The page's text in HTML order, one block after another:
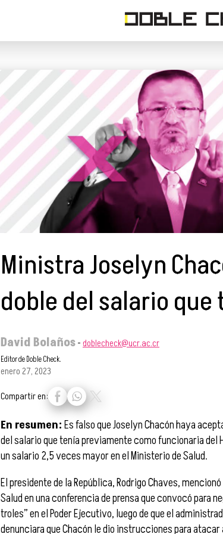
Ministra Joselyn
doble del salario que
David Bolaños-doblecheck@ucr.ac.cr
Editor de Doble Check.
enero 27, 2023
Compartir en:
En resumen:Es falso que Joselyn Chacón haya
del salario que tenía previamente como funcionaria del
un salario 2,5 veces mayor en el Ministerio de Salud.
El presidente de la República, Rodrigo Chaves,
Salud en una conferencia de prensa que convocó para
troles” en el Poder Ejecutivo, luego de que el
denunciara que Chacón le dio instrucciones para